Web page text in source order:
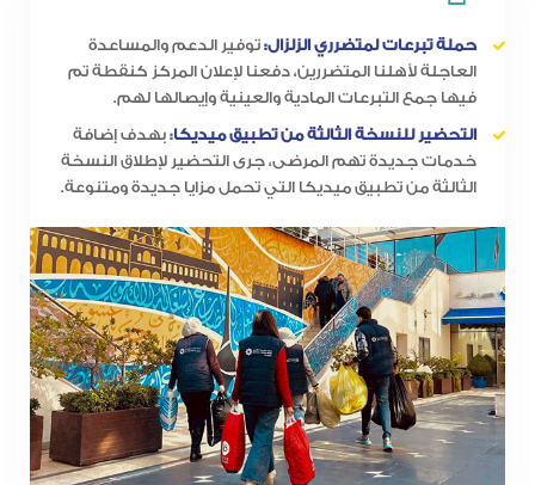
حملة تبرعات لمتضرري الزلزال: توفير الدعم والمساعدة
العاجلة لأهلنا المتضررين، دفعنا لإعلان المركز كنقطة تم
فيها جمع التبرعات المادية والعينية وإيصالها لهم.
التحضير للنسخة الثالثة من تطبيق ميديكا: بهدف إضافة
خدمات جديدة تهم المرضى، جرى التحضير لإطلاق النسخة
الثالثة من تطبيق ميديكا التي تحمل مزايا جديدة ومتنوعة.